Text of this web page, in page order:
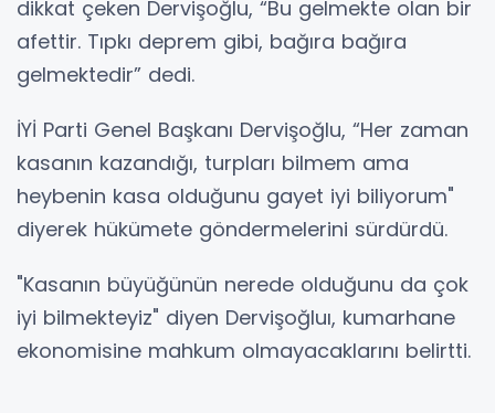
dikkat çeken Dervişoğlu, “Bu gelmekte olan bir
afettir. Tıpkı deprem gibi, bağıra bağıra
gelmektedir” dedi.
İYİ Parti Genel Başkanı Dervişoğlu, “Her zaman
kasanın kazandığı, turpları bilmem ama
heybenin kasa olduğunu gayet iyi biliyorum"
diyerek hükümete göndermelerini sürdürdü.
"Kasanın büyüğünün nerede olduğunu da çok
iyi bilmekteyiz" diyen Dervişoğluı, kumarhane
ekonomisine mahkum olmayacaklarını belirtti.